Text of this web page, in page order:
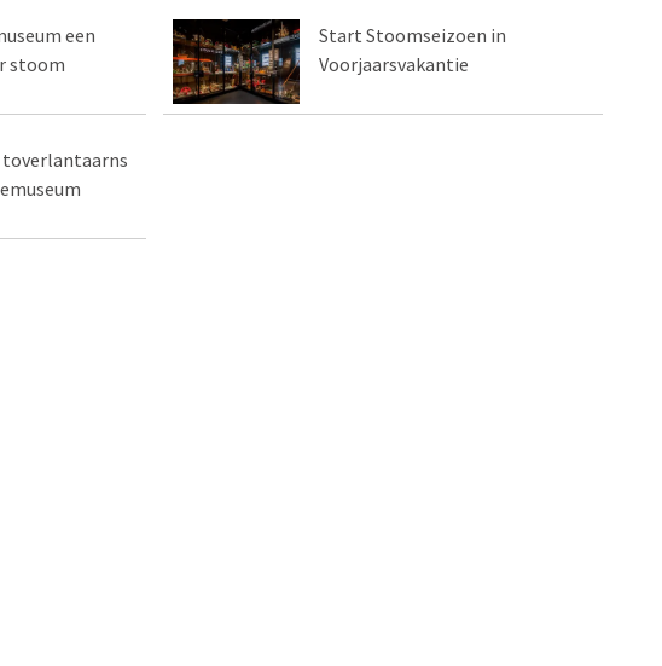
een
stoom
Start Stoomseizoen in
Voorjaarsvakantie